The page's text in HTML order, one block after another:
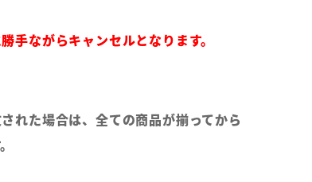
手ながらキャンセルとなります。
れた場合は、全ての商品が揃ってから